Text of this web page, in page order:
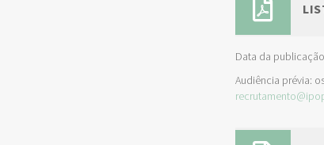
Data da
Audiência prévia: